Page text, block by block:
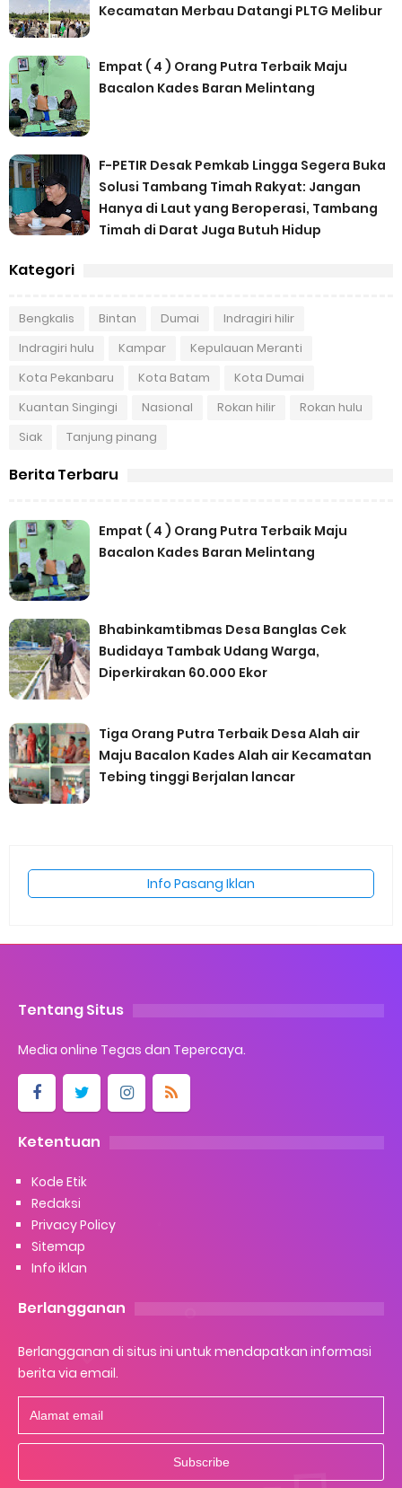
Kecamatan Merbau Datangi PLTG Melibur
Empat ( 4 ) Orang Putra Terbaik Maju
Bacalon Kades Baran Melintang
F-PETIR Desak Pemkab Lingga Segera Buka
Solusi Tambang Timah Rakyat: Jangan
Hanya di Laut yang Beroperasi, Tambang
Timah di Darat Juga Butuh Hidup
Kategori
Bengkalis Bintan Dumai
Indragiri hilir
Indragiri hulu
Kampar
Kepulauan Meranti
Kota Pekanbaru
Kota Batam
Kota Dumai
Kuantan Singingi
Nasional Rokan hilir
Rokan hulu
Siak
Tanjung pinang
Berita Terbaru
Empat ( 4 ) Orang Putra Terbaik Maju
Bacalon Kades Baran Melintang
Bhabinkamtibmas Desa Banglas Cek
Budidaya Tambak Udang Warga,
Diperkirakan 60.000 Ekor
Tiga Orang Putra Terbaik Desa Alah air
Maju Bacalon Kades Alah air Kecamatan
Tebing tinggi Berjalan lancar
Info Pasang Iklan
Tentang Situs
Media online Tegas dan Tepercaya.
Ketentuan
Kode Etik
Redaksi
Privacy Policy
Sitemap
Info iklan
Berlangganan
Berlangganan di situs ini untuk mendapatkan informasi
berita via email.